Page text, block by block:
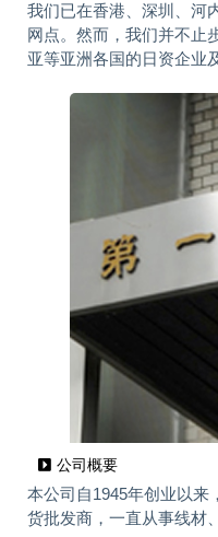
我们已在香港、深圳、河
网点。然而，我们并不止
亚等亚洲各国的日资企业
公司概要
本公司自1945年创业以来
货批发商，一直从事线材